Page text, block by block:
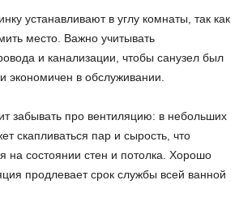
устанавливают в углу комнаты, так как
место. Важно учитывать
и канализации, чтобы санузел был
экономичен в обслуживании.
забывать про вентиляцию: в небольших
скапливаться пар и сырость, что
на состоянии стен и потолка. Хорошо
продлевает срок службы всей ванной